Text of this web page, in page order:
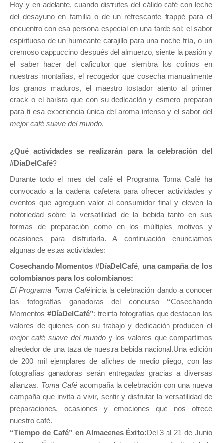
Hoy y en adelante, cuando disfrutes del cálido café con leche
del desayuno en familia o de un refrescante frappé para el
encuentro con esa persona especial en una tarde sol; el sabor
espirituoso de un humeante carajillo para una noche fría, o un
cremoso cappuccino después del almuerzo, siente la pasión y
el saber hacer del caficultor que siembra los colinos en
nuestras montañas, el recogedor que cosecha manualmente
los granos maduros, el maestro tostador atento al primer
crack o el barista que con su dedicación y esmero preparan
para ti esa experiencia única del aroma intenso y el sabor del
mejor café suave del mundo.
¿Qué actividades se realizarán para la celebración del
#DíaDelCafé?
Durante todo el mes del café el Programa Toma Café ha
convocado a la cadena cafetera para ofrecer actividades y
eventos que agreguen valor al consumidor final y eleven la
notoriedad sobre la versatilidad de la bebida tanto en sus
formas de preparación como en los múltiples motivos y
ocasiones para disfrutarla. A continuación enunciamos
algunas de estas actividades:
Cosechando Momentos #DíaDelCafé, una campaña de los
colombianos para los colombianos:
El Programa Toma Caféinicia la celebración dando a conocer
las fotografías ganadoras del concurso “Cosechando
Momentos #DíaDelCafé”: treinta fotografías que destacan los
valores de quienes con su trabajo y dedicación producen el
mejor café suave del mundo y los valores que compartimos
alrededor de una taza de nuestra bebida nacional.Una edición
de 200 mil ejemplares de afiches de medio pliego, con las
fotografías ganadoras serán entregadas gracias a diversas
alianzas. Toma Caféacompaña la celebración con una nueva
campaña que invita a vivir, sentir y disfrutar la versatilidad de
preparaciones, ocasiones y emociones que nos ofrece
nuestro café.
“Tiempo de Café” en Almacenes Éxito:Del 3 al 21 de Junio